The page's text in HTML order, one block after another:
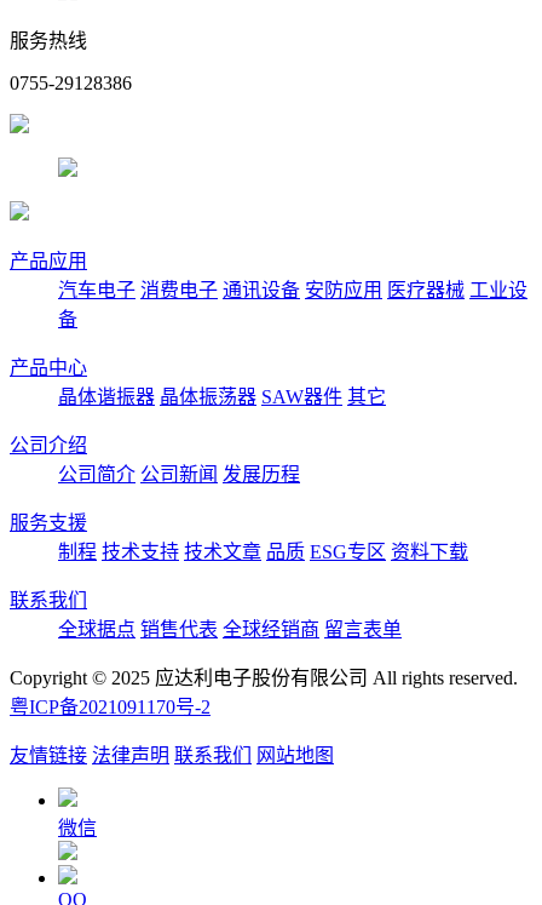
服务热线
0755-29128386
产品应用
汽车电子 消费电子 通讯设备 安防应用 医疗器械 工业设
备
产品中心
晶体谐振器 晶体振荡器 SAW器件 其它
公司介绍
公司简介 公司新闻 发展历程
服务支援
制程 技术支持 技术文章 品质 ESG专区 资料下载
联系我们
全球据点 销售代表 全球经销商 留言表单
Copyright © 2025 应达利电子股份有限公司 All rights reserved.
粤ICP备2021091170号-2
友情链接 法律声明 联系我们 网站地图
微信
QQ